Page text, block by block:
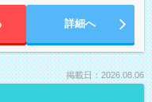
詳細へ
掲載日：2026.08.06